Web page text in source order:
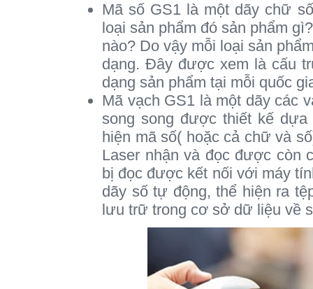
Mã số GS1 là một dãy chữ
loại sản phẩm đó sản phẩm
nào? Do vậy mỗi loại sản
dạng. Đây được xem là cấu
dạng sản phẩm tại mỗi quốc
Mã vạch GS1 là một dãy các
song song được thiết kế dựa
hiện mã số( hoặc cả chữ và
Laser nhận và đọc được còn
bị đọc được kết nối với máy
dãy số tự động, thể hiện ra
lưu trữ trong cơ sở dữ liệu về